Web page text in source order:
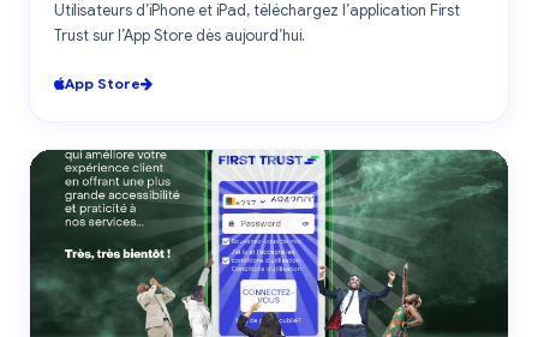
Utilisateurs d’iPhone et iPad, téléchargez l’application First
Trust sur l’App Store dès aujourd’hui.
App Store